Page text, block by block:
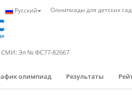
Русский Олимпиады для детских
СМИ: Эл № ФС77-82667
олимпиад Результаты